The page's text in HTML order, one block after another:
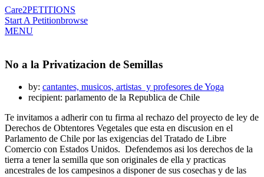
Care2PETITIONS
Start A Petitionbrowse
MENU
No a la Privatizacion de Semillas
by: cantantes, musicos, artistas y profesores de Yoga
recipient: parlamento de la Republica de Chile
Te invitamos a adherir con tu firma al rechazo del proyecto de ley de
Derechos de Obtentores Vegetales que esta en discusion en el
Parlamento de Chile por las exigencias del Tratado de Libre
Comercio con Estados Unidos. Defendemos asi los derechos de la
tierra a tener la semilla que son originales de ella y practicas
ancestrales de los campesinos a disponer de sus cosechas y de las